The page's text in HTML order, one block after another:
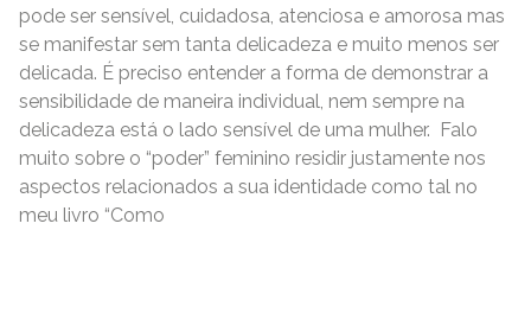
pode ser sensível, cuidadosa, atenciosa e amorosa mas
se manifestar sem tanta delicadeza e muito menos ser
delicada. É preciso entender a forma de demonstrar a
sensibilidade de maneira individual, nem sempre na
delicadeza está o lado sensível de uma mulher. Falo
muito sobre o “poder” feminino residir justamente nos
aspectos relacionados a sua identidade como tal no
meu livro “Como